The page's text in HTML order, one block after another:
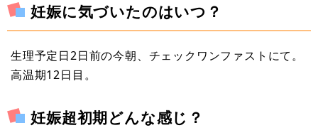
妊娠に気づいたのはいつ？
生理予定日2日前の今朝、チェックワンファストにて。
高温期12日目。
妊娠超初期どんな感じ？